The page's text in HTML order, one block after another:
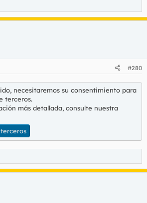
#280
necesitaremos su consentimiento para
terceros.
más detallada, consulte nuestra